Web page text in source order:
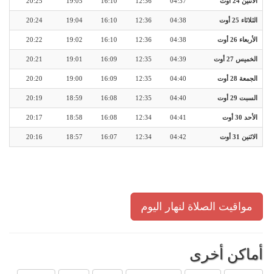
الثلاثاء 25 أوت 04:38
12:36
16:10
19:04
20:24
الأربعاء 26 أوت 04:38
12:36
16:10
19:02
20:22
الخميس 27 أوت 04:39
12:35
16:09
19:01
20:21
الجمعة 28 أوت 04:40
12:35
16:09
19:00
20:20
السبت 29 أوت 04:40
12:35
16:08
18:59
20:19
الأحد 30 أوت 04:41
12:34
16:08
18:58
20:17
الاثنين 31 أوت 04:42
12:34
16:07
18:57
20:16
مواقيت الصلاة لنهار اليوم
أماكن أخرى